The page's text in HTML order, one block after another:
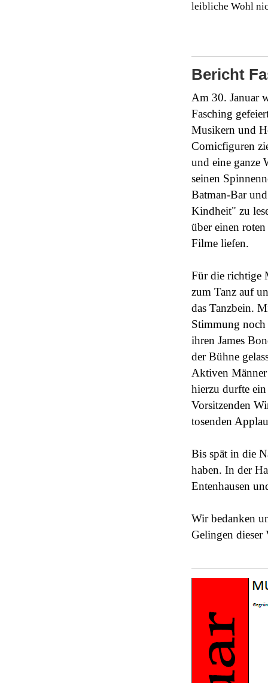
leibliche Wohl
Bericht
Am 30. Januar
Fasching
Musikern und
Comicfiguren
und eine ganze
seinen
Batman-Bar
Kindheit" zu
über einen
Filme liefen.
Für die richtige
zum Tanz auf
das Tanzbein.
Stimmung noch
ihren James
der Bühne
Aktiven Männer
hierzu durfte
Vorsitzenden
tosenden
Bis spät in die
haben. In der
Entenhausen
Wir bedanken
Gelingen dieser